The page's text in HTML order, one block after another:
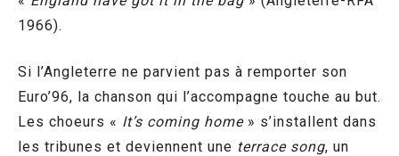
1966).
Si l’Angleterre ne parvient pas à remporter son
Euro’96, la chanson qui l’accompagne touche au but.
Les choeurs « It’s coming home» s’installent dans
les tribunes et deviennent une terrace song, un